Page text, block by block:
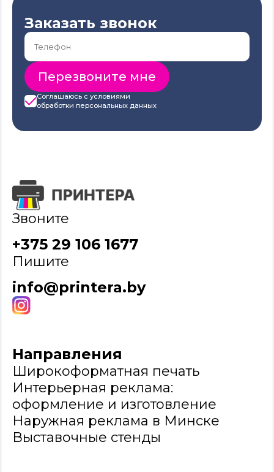
Заказать звонок
Соглашаюсь с условиями
обработки персональных данных
Звоните
+375 29 106 1677
Пишите
info@printera.by
Направления
Широкоформатная печать
Интерьерная реклама:
оформление и изготовление
Наружная реклама в Минске
Выставочные стенды